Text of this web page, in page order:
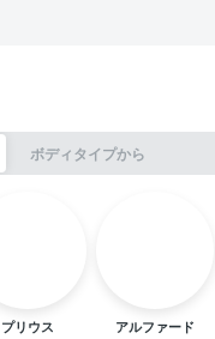
ボディタイプから
プリウス アルファード